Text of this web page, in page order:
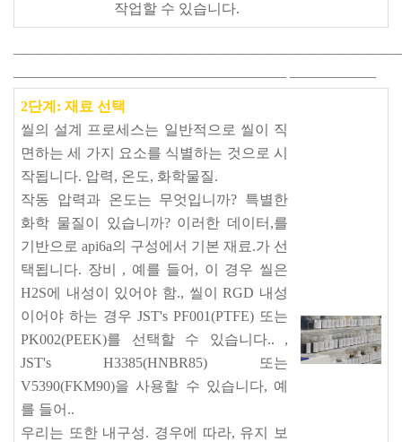
작업할 수 있습니다.
——————————————————— ——————
2단계: 재료 선택
씰의 설계 프로세스는 일반적으로 씰이 직
면하는 세 가지 요소를 식별하는 것으로 시
작됩니다. 압력, 온도, 화학물질.
작동 압력과 온도는 무엇입니까? 특별한
화학 물질이 있습니까? 이러한 데이터,를
기반으로 api6a의 구성에서 기본 재료.가 선
택됩니다. 장비
, 예를 들어, 이 경우 씰은
H2S에 내성이 있어야 함., 씰이 RGD 내성
이어야 하는 경우 JST's PF001(PTFE) 또는
PK002(PEEK)를 선택할 수 있습니다.. ,
JST's H3385(HNBR85) 또는
V5390(FKM90)을 사용할 수 있습니다, 예
를 들어..
우리는 또한 내구성. 경우에 따라, 유지 보